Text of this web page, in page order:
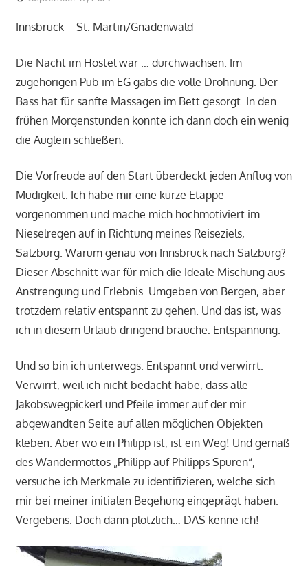
Innsbruck – St. Martin/Gnadenwald
Die Nacht im Hostel war … durchwachsen. Im
zugehörigen Pub im EG gabs die volle Dröhnung. Der
Bass hat für sanfte Massagen im Bett gesorgt. In den
frühen Morgenstunden konnte ich dann doch ein wenig
die Äuglein schließen.
Die Vorfreude auf den Start überdeckt jeden Anflug von
Müdigkeit. Ich habe mir eine kurze Etappe
vorgenommen und mache mich hochmotiviert im
Nieselregen auf in Richtung meines Reiseziels,
Salzburg. Warum genau von Innsbruck nach Salzburg?
Dieser Abschnitt war für mich die Ideale Mischung aus
Anstrengung und Erlebnis. Umgeben von Bergen, aber
trotzdem relativ entspannt zu gehen. Und das ist, was
ich in diesem Urlaub dringend brauche: Entspannung.
Und so bin ich unterwegs. Entspannt und verwirrt.
Verwirrt, weil ich nicht bedacht habe, dass alle
Jakobswegpickerl und Pfeile immer auf der mir
abgewandten Seite auf allen möglichen Objekten
kleben. Aber wo ein Philipp ist, ist ein Weg! Und gemäß
des Wandermottos „Philipp auf Philipps Spuren“,
versuche ich Merkmale zu identifizieren, welche sich
mir bei meiner initialen Begehung eingeprägt haben.
Vergebens. Doch dann plötzlich… DAS kenne ich!